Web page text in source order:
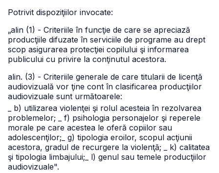
Potrivit dispoziţiilor invocate:
„alin (1) - Criteriile în funcţie de care se apreciază
producţiile difuzate în serviciile de programe au drept
scop asigurarea protecţiei copilului şi informarea
publicului cu privire la conţinutul acestora.
alin. (3) - Criteriile generale de care titularii de licenţă
audiovizuală vor ţine cont în clasificarea producţiilor
audiovizuale sunt următoarele:
_ b) utilizarea violenţei şi rolul acesteia în rezolvarea
problemelor;
_ f) psihologia personajelor şi reperele
morale pe care acestea le oferă copiilor sau
adolescenţilor; _ g) tipologia eroilor, scopul acţiunii
acestora, gradul de recurgere la violenţă;
_ k) calitatea
şi tipologia limbajului; _ l) genul sau temele producţiilor
audiovizuale".